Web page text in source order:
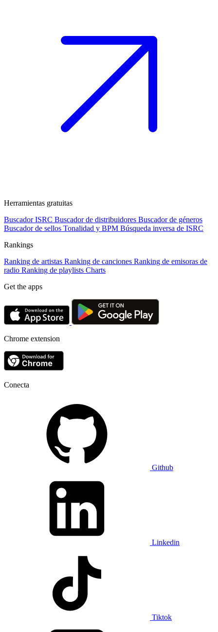
Herramientas gratuitas
Buscador ISRC Buscador de distribuidores Buscador de géneros
Buscador de sellos Tonalidad y BPM Búsqueda inversa de ISRC
Rankings
Ranking de artistas Ranking de canciones Ranking de emisoras de
radio Ranking de playlists Charts
Get the apps
Chrome extension
Conecta
Github
Linkedin
Tiktok